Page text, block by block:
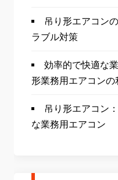
吊り形エアコン
ラブル対策
効率的で快適な
形業務用エアコンの
吊り形エアコン
な業務用エアコン